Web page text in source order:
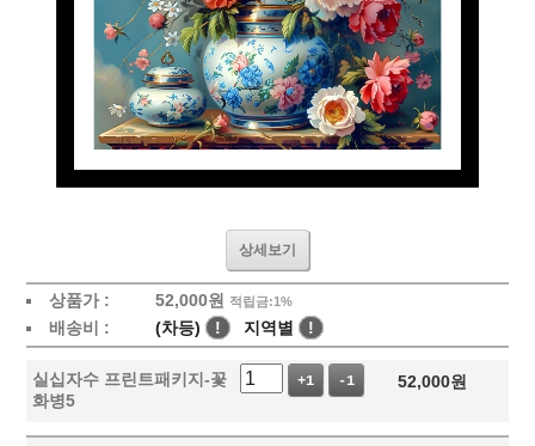
상세보기
상품가 : 52,000원 적립금:1%
배송비 : (차등) ! 지역별 !
실십자수 프린트패키지-꽃
화병5
+1 -1 52,000원